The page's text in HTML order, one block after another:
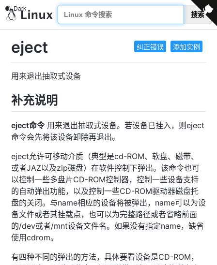
搜索
纠正错误 添加实例
eject
用来退出抽取式设备
补充说明
eject命令用来退出抽取式设备。若设备已挂入，则eject
命令会先将该设备卸除再退出。
eject允许可移动介质（典型是cd-ROM、软盘、磁带、
或者JAZ以及zip磁盘）在软件控制下弹出。该命令也可
以控制一些多盘片CD-ROM控制器，控制一些设备支持
的自动弹出功能，以及控制一些CD-ROM驱动器磁盘托
盘的关闭。与name相应的设备将被弹出，name可以为设
备文件或者其挂载点，也可以为完整路径或者省略前面
的/dev或者/mnt设备文件名。如果没有指定name，缺省
使用cdrom。
有四种不同的弹出的方法，具体要看设备是CD-ROM，